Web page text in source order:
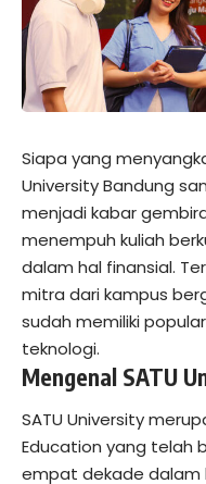
Siapa yang
University Bandung
menjadi kabar
menempuh kuliah
dalam hal finansial.
mitra dari kampus
sudah memiliki
teknologi.
Mengenal SATU
SATU University
Education yang telah
empat dekade dalam